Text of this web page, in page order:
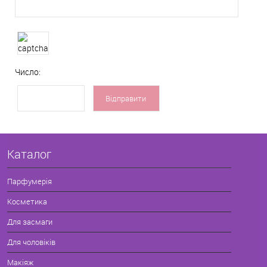
Число:
Каталог
Парфумерія
Косметика
Для засмаги
Для чоловіків
Макіяж